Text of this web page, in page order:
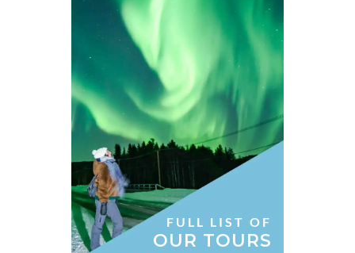
FULL LIST OF
OUR TOURS